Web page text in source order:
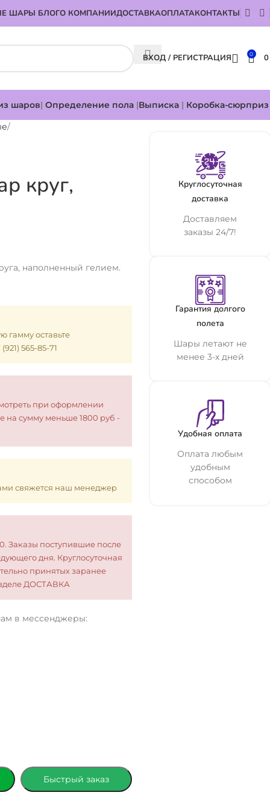
ШАРЫ БЛОГО КОМПАНИИДОСТАВКАОПЛАТАКОНТАКТЫ
ВХОД / РЕГИСТРАЦИЯ 0
шаров| Определение пола |Выписка | Коробка-сюрприз
круг,
наполненный гелием.
гамму оставьте
565-85-71
при оформлении
на сумму меньше 1800 руб -
свяжется наш менеджер
Заказы поступившие после
дня. Круглосуточная
принятых заранее
ДОСТАВКА
в мессенджеры:
Быстрый заказ
Круглосуточная
доставка
Доставляем
заказы 24/7!
Гарантия долгого
полета
Шары летают не
менее 3-х дней
Удобная оплата
Оплата любым
удобным
способом